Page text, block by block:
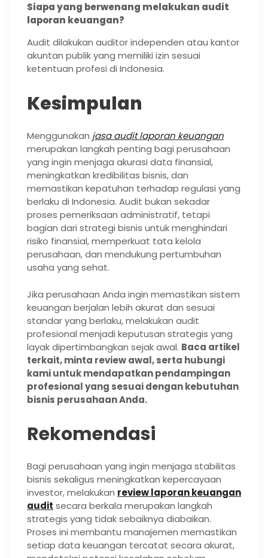
Siapa yang berwenang melakukan audit
laporan keuangan?
Audit dilakukan auditor independen atau kantor
akuntan publik yang memiliki izin sesuai
ketentuan profesi di Indonesia.
Kesimpulan
Menggunakan jasa audit laporan keuangan
merupakan langkah penting bagi perusahaan
yang ingin menjaga akurasi data finansial,
meningkatkan kredibilitas bisnis, dan
memastikan kepatuhan terhadap regulasi yang
berlaku di Indonesia. Audit bukan sekadar
proses pemeriksaan administratif, tetapi
bagian dari strategi bisnis untuk menghindari
risiko finansial, memperkuat tata kelola
perusahaan, dan mendukung pertumbuhan
usaha yang sehat.
Jika perusahaan Anda ingin memastikan sistem
keuangan berjalan lebih akurat dan sesuai
standar yang berlaku, melakukan audit
profesional menjadi keputusan strategis yang
layak dipertimbangkan sejak awal. Baca artikel
terkait, minta review awal, serta hubungi
kami untuk mendapatkan pendampingan
profesional yang sesuai dengan kebutuhan
bisnis perusahaan Anda.
Rekomendasi
Bagi perusahaan yang ingin menjaga stabilitas
bisnis sekaligus meningkatkan kepercayaan
investor, melakukan review laporan keuangan
audit secara berkala merupakan langkah
strategis yang tidak sebaiknya diabaikan.
Proses ini membantu manajemen memastikan
setiap data keuangan tercatat secara akurat,